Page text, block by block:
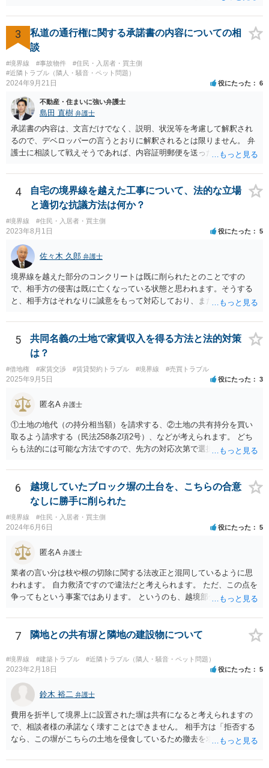
3
私道の通行権に関する承諾書の内容についての相
談
#境界線 #事故物件
#住民・入居者・買主側
#近隣トラブル（隣人・騒音・ペット問題）
2024年9月21日 役にたった 6
不動産・住まいに強い弁護士
島田 直樹 弁護士
承諾書の内容は、文言だけでなく、説明、状況等を考慮して解釈され
るので、デベロッパーの言うとおりに解釈されるとは限りません。 弁
護士に相談して戦えそうであれば、内容証明郵便を送ったうえで、デ
4
自宅の境界線を越えた工事について、法的な立場
と適切な抗議方法は何か？
#境界線 #住民・入居者・買主側
2023年8月1日 役にたった 5
佐々木 久郎 弁護士
境界線を越えた部分のコンクリートは既に削られたとのことですの
で、相手方の侵害は既に亡くなっている状態と思われます。そうする
と、相手方はそれなりに誠意をもって対応しており、また、実際に相
は使用料や損害賠償の請求をすることは難しいと考えられます。ここ
から先は、現場を見る等して具体的な事実関係を踏まえなければ判断
が難しいので、本法律相談では対応が難しいです。
5
共同名義の土地で家賃収入を得る方法と法的対策
は？
#借地権 #家賃交渉 #賃貸契約トラブル #境界線 #売買トラブル
2025年9月5日 役にたった 3
匿名A 弁護士
①土地の地代（の持分相当額）を請求する、②土地の共有持分を買い
取るよう請求する（民法258条2項2号）、などが考えられます。 どち
らも法的には可能な方法ですので、先方の対応次第で選択することに
は②を求めて訴訟を提起することになるかと存じます。）
6
越境していたブロック塀の土台を、こちらの合意
なしに勝手に削られた
#境界線 #住民・入居者・買主側
2024年6月6日 役にたった 5
匿名A 弁護士
業者の言い分は枝や根の切除に関する法改正と混同しているように思
われます。 自力救済ですので違法だと考えられます。 ただ、この点を
争ってもという事案ではあります。 というのも、越境部分の解消に関
業者が費用負担を求めない場合は、経済的に見て得と評価できる面が
あるからです。 売主・隣地所有者・ご自身で現場と事実関係を確認し
たうえで、売主に一定の責任を問う形になろうかと思います（ただ、
微々たるものになってしまうかと思います）
7 隣地との共有塀と隣地の建設物について
#境界線 #建築トラブル #近隣トラブル（隣人・騒音・ペット問題）
2023年2月18日 役にたった 5
鈴木 裕二 弁護士
費用を折半して境界上に設置された塀は共有になると考えられますの
で、相談者様の承諾なく壊すことはできません。 相手方は「拒否する
なら、この塀がこちらの土地を侵食しているため撤去を求める手続き
ているわけですから、相談者様の同意なく塀の撤去を求めることは法